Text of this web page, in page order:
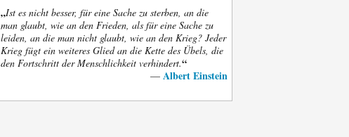
„Ist es nicht besser, für eine Sache zu sterben, an die
man glaubt, wie an den Frieden, als für eine Sache zu
leiden, an die man nicht glaubt, wie an den Krieg? Jeder
Krieg fügt ein weiteres Glied an die Kette des Übels, die
den Fortschritt der Menschlichkeit verhindert.“
— Albert Einstein